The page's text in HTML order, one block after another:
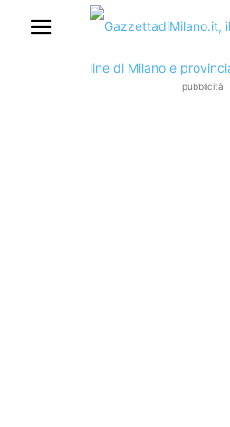
pubblicità